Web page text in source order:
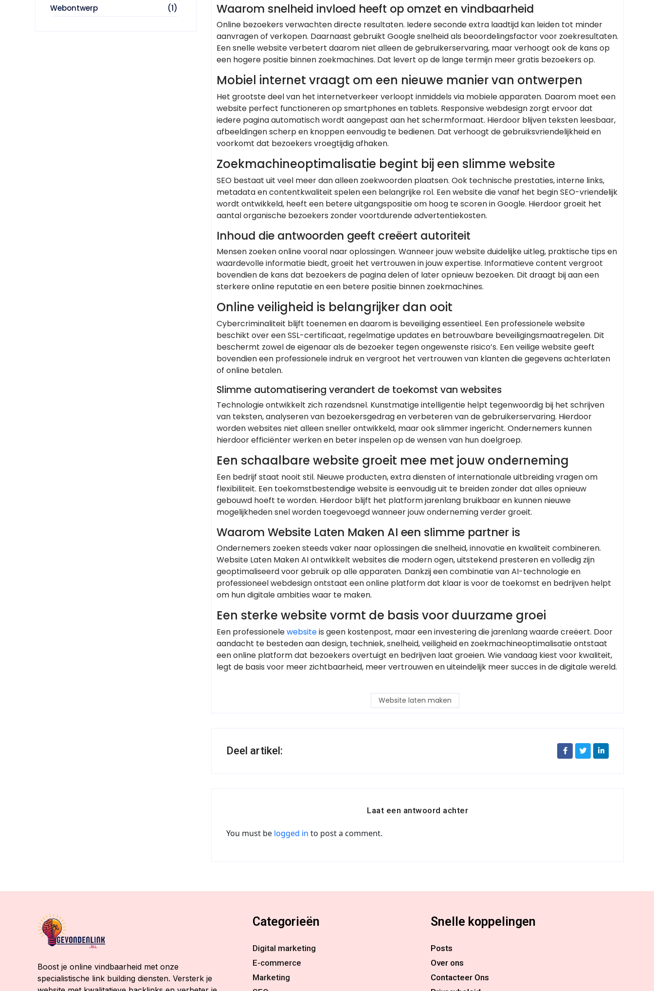
Webontwerp
(1) Waarom snelheid invloed heeft op omzet en vindbaarheid
Online bezoekers verwachten directe resultaten. Iedere seconde extra laadtijd kan leiden tot minder
aanvragen of verkopen. Daarnaast gebruikt Google snelheid als beoordelingsfactor voor zoekresultaten.
Een snelle website verbetert daarom niet alleen de gebruikerservaring, maar verhoogt ook de kans op
een hogere positie binnen zoekmachines. Dat levert op de lange termijn meer gratis bezoekers op.
Mobiel internet vraagt om een nieuwe manier van ontwerpen
Het grootste deel van het internetverkeer verloopt inmiddels via mobiele apparaten. Daarom moet een
website perfect functioneren op smartphones en tablets. Responsive webdesign zorgt ervoor dat
iedere pagina automatisch wordt aangepast aan het schermformaat. Hierdoor blijven teksten leesbaar,
afbeeldingen scherp en knoppen eenvoudig te bedienen. Dat verhoogt de gebruiksvriendelijkheid en
voorkomt dat bezoekers vroegtijdig afhaken.
Zoekmachineoptimalisatie begint bij een slimme website
SEO bestaat uit veel meer dan alleen zoekwoorden plaatsen. Ook technische prestaties, interne links,
metadata en contentkwaliteit spelen een belangrijke rol. Een website die vanaf het begin SEO-vriendelijk
wordt ontwikkeld, heeft een betere uitgangspositie om hoog te scoren in Google. Hierdoor groeit het
aantal organische bezoekers zonder voortdurende advertentiekosten.
Inhoud die antwoorden geeft creëert autoriteit
Mensen zoeken online vooral naar oplossingen. Wanneer jouw website duidelijke uitleg, praktische tips en
waardevolle informatie biedt, groeit het vertrouwen in jouw expertise. Informatieve content vergroot
bovendien de kans dat bezoekers de pagina delen of later opnieuw bezoeken. Dit draagt bij aan een
sterkere online reputatie en een betere positie binnen zoekmachines.
Online veiligheid is belangrijker dan ooit
Cybercriminaliteit blijft toenemen en daarom is beveiliging essentieel. Een professionele website
beschikt over een SSL-certificaat, regelmatige updates en betrouwbare beveiligingsmaatregelen. Dit
beschermt zowel de eigenaar als de bezoeker tegen ongewenste risico’s. Een veilige website geeft
bovendien een professionele indruk en vergroot het vertrouwen van klanten die gegevens achterlaten
of online betalen.
Slimme automatisering verandert de toekomst van websites
Technologie ontwikkelt zich razendsnel. Kunstmatige intelligentie helpt tegenwoordig bij het schrijven
van teksten, analyseren van bezoekersgedrag en verbeteren van de gebruikerservaring. Hierdoor
worden websites niet alleen sneller ontwikkeld, maar ook slimmer ingericht. Ondernemers kunnen
hierdoor efficiënter werken en beter inspelen op de wensen van hun doelgroep.
Een schaalbare website groeit mee met jouw onderneming
Een bedrijf staat nooit stil. Nieuwe producten, extra diensten of internationale uitbreiding vragen om
flexibiliteit. Een toekomstbestendige website is eenvoudig uit te breiden zonder dat alles opnieuw
gebouwd hoeft te worden. Hierdoor blijft het platform jarenlang bruikbaar en kunnen nieuwe
mogelijkheden snel worden toegevoegd wanneer jouw onderneming verder groeit.
Waarom Website Laten Maken AI een slimme partner is
Ondernemers zoeken steeds vaker naar oplossingen die snelheid, innovatie en kwaliteit combineren.
Website Laten Maken AI ontwikkelt websites die modern ogen, uitstekend presteren en volledig zijn
geoptimaliseerd voor gebruik op alle apparaten. Dankzij een combinatie van AI-technologie en
professioneel webdesign ontstaat een online platform dat klaar is voor de toekomst en bedrijven helpt
om hun digitale ambities waar te maken.
Een sterke website vormt de basis voor duurzame groei
Een professionelewebsiteis geen kostenpost, maar een investering die jarenlang waarde creëert. Door
aandacht te besteden aan design, techniek, snelheid, veiligheid en zoekmachineoptimalisatie ontstaat
een online platform dat bezoekers overtuigt en bedrijven laat groeien. Wie vandaag kiest voor kwaliteit,
legt de basis voor meer zichtbaarheid, meer vertrouwen en uiteindelijk meer succes in de digitale wereld.
Website laten maken
Deel artikel:
Laat een antwoord achter
You must be logged in to post a comment.
Boost je online vindbaarheid met onze
specialistische link building diensten. Versterk je
Categorieën
Digital marketing
E-commerce
Marketing
Snelle koppelingen
Posts
Over ons
Contacteer Ons